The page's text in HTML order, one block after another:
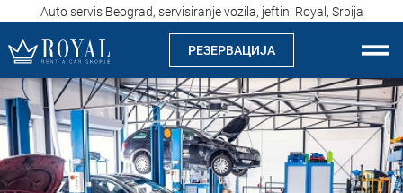
Auto servis Beograd, servisiranje vozila, jeftin: Royal, Srbija
РЕЗЕРВАЦИЈА
Рент а кар Скопје
За нас
Компанија